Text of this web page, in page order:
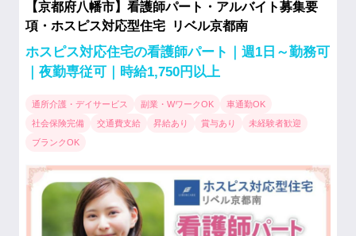
【京都府八幡市】看護師パート・アルバイト募集要
項・ホスピス対応型住宅 リベル京都南
ホスピス対応住宅の看護師パート｜週1日～勤務可
｜夜勤専従可｜時給1,750円以上
通所介護・デイサービス 副業・WワークOK
車通勤OK
社会保険完備
交通費支給 昇給あり 賞与あり
未経験者歓迎
ブランクOK